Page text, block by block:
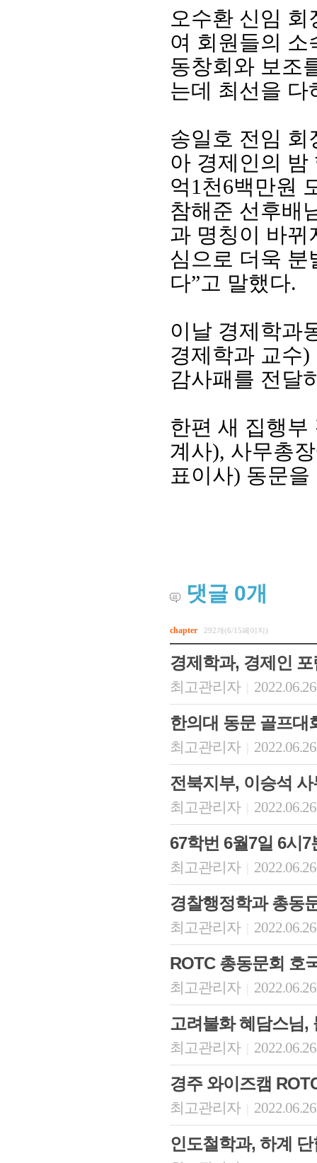
이사장 인사말
임원 현황
결산 공시
총동창
모교 소
동창회
포토뉴
영상갤
오수환 신임
여 회원들의 소
동창회와 보조
는데 최선을 다
송일호 전임
아 경제인의 밤
억1 천6백만원
참해준 선후배
과 명칭이 바뀌
심으로 더욱 분
다”고 말했다.
이날 경제학과
경제학과 교수)
감사패를 전달
한편 새 집행부
계사), 사무총
표이사) 동문을
댓글 0개
chapter 292개(6/15페이지)
경제학과, 경제인
최고관리자
한의대 동문 골프대
최고관리자
전북지부, 이승석
최고관리자
67학번 6월7일 6시
최고관리자
경찰행정학과 총동
최고관리자
ROTC 총동문회 호
최고관리자
고려불화 혜담스님,
최고관리자
경주 와이즈캠
최고관리자
인도철학과, 하계